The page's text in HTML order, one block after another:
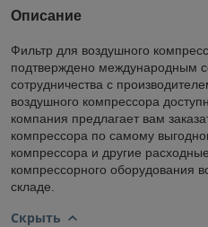
Описание
Фильтр для воздушного
подтверждено международным
сотрудничества с
воздушного компрессора
компания предлагает вам
компрессора по самому
компрессора и другие
компрессорного оборудования
складе.
Скрыть